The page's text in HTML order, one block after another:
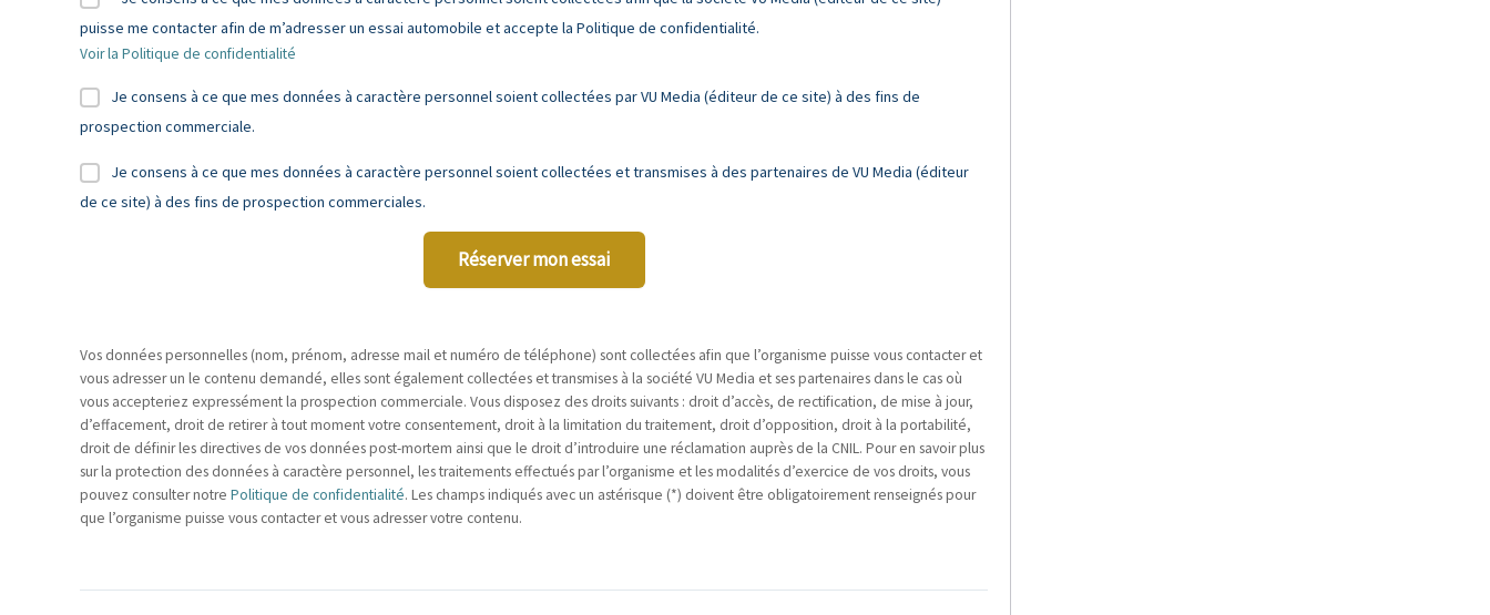
puisse me contacter afin de m’adresser un essai automobile et accepte la Politique de confidentialité.
Voir la Politique de confidentialité
Je consens à ce que mes données à caractère personnel soient collectées par VU Media (éditeur de ce site) à des fins de
prospection commerciale.
Je consens à ce que mes données à caractère personnel soient collectées et transmises à des partenaires de VU Media (éditeur
de ce site) à des fins de prospection commerciales.
Réserver mon essai
Vos données personnelles (nom, prénom, adresse mail et numéro de téléphone) sont collectées afin que l’organisme puisse vous contacter et
vous adresser un le contenu demandé, elles sont également collectées et transmises à la société VU Media et ses partenaires dans le cas où
vous accepteriez expressément la prospection commerciale. Vous disposez des droits suivants : droit d’accès, de rectification, de mise à jour,
d’effacement, droit de retirer à tout moment votre consentement, droit à la limitation du traitement, droit d’opposition, droit à la portabilité,
droit de définir les directives de vos données post-mortem ainsi que le droit d’introduire une réclamation auprès de la CNIL. Pour en savoir plus
sur la protection des données à caractère personnel, les traitements effectués par l’organisme et les modalités d’exercice de vos droits, vous
pouvez consulter notre Politique de confidentialité. Les champs indiqués avec un astérisque (*) doivent être obligatoirement renseignés pour
que l’organisme puisse vous contacter et vous adresser votre contenu.